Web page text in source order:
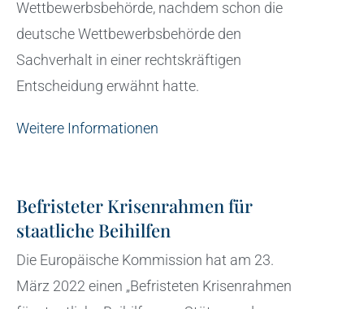
Wettbewerbsbehörde, nachdem schon die
deutsche Wettbewerbsbehörde den
Sachverhalt in einer rechtskräftigen
Entscheidung erwähnt hatte.
Weitere Informationen
Befristeter Krisenrahmen für
staatliche Beihilfen
Die Europäische Kommission hat am 23.
März 2022 einen „Befristeten Krisenrahmen